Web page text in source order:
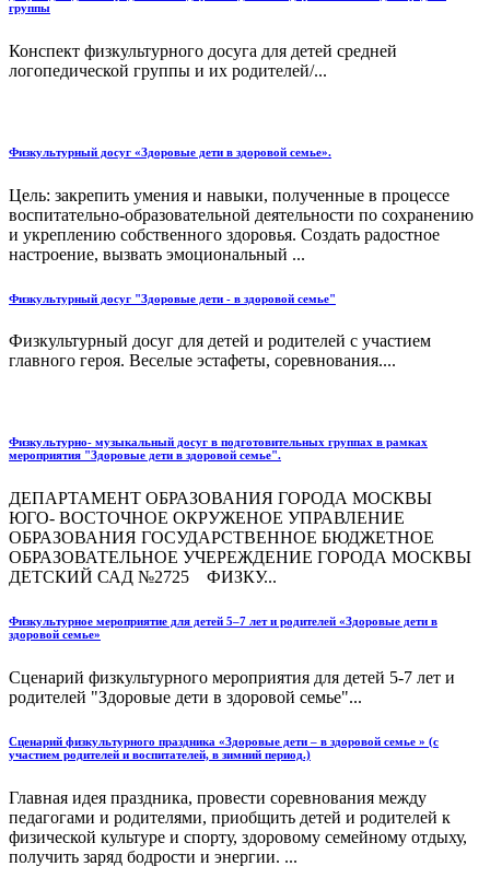
группы
Конспект физкультурного досуга для детей средней
логопедической группы и их родителей/...
Физкультурный досуг «Здоровые дети в здоровой семье».
Цель: закрепить умения и навыки, полученные в процессе
воспитательно-образовательной деятельности по сохранению
и укреплению собственного здоровья. Создать радостное
настроение, вызвать эмоциональный ...
Физкультурный досуг "Здоровые дети - в здоровой семье"
Физкультурный досуг для детей и родителей с участием
главного героя. Веселые эстафеты, соревнования....
Физкультурно- музыкальный досуг в подготовительных группах в рамках
мероприятия "Здоровые дети в здоровой семье".
ДЕПАРТАМЕНТ ОБРАЗОВАНИЯ ГОРОДА МОСКВЫ
ЮГО- ВОСТОЧНОЕ ОКРУЖЕНОЕ УПРАВЛЕНИЕ
ОБРАЗОВАНИЯ ГОСУДАРСТВЕННОЕ БЮДЖЕТНОЕ
ОБРАЗОВАТЕЛЬНОЕ УЧЕРЕЖДЕНИЕ ГОРОДА МОСКВЫ
ДЕТСКИЙ САД №2725 ФИЗКУ...
Физкультурное мероприятие для детей 5–7 лет и родителей «Здоровые дети в
здоровой семье»
Сценарий физкультурного мероприятия для детей 5-7 лет и
родителей "Здоровые дети в здоровой семье"...
Сценарий физкультурного праздника «Здоровые дети – в здоровой семье » (с
участием родителей и воспитателей, в зимний период.)
Главная идея праздника, провести соревнования между
педагогами и родителями, приобщить детей и родителей к
физической культуре и спорту, здоровому семейному отдыху,
получить заряд бодрости и энергии. ...